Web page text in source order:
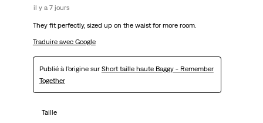
il y a 7 jours
They fit perfectly, sized up on the waist for more room.
Traduire avec Google
Publié à l'origine sur Short taille haute Baggy - Remember
Together
Taille